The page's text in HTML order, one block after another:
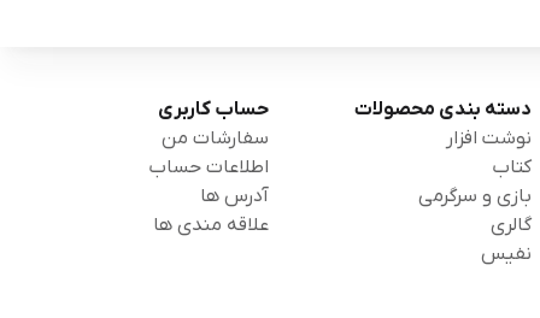
دسته بندی محصولات
نوشت افزار
کتاب
بازی و سرگرمی
گالری
نفیس
حساب کاربری
سفارشات من
اطلاعات حساب
آدرس ها
علاقه مندی ها